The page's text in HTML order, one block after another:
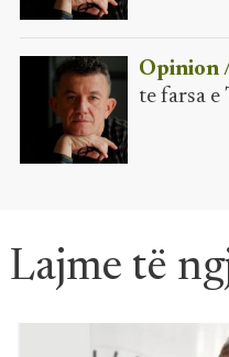
Opinion
te farsa e
Lajme të